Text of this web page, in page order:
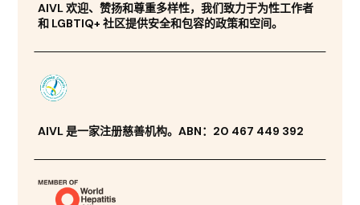
AIVL 欢迎、赞扬和尊重多样性，我们致力于为性工作者
和 LGBTIQ+ 社区提供安全和包容的政策和空间。
AIVL 是一家注册慈善机构。ABN：20 467 449 392